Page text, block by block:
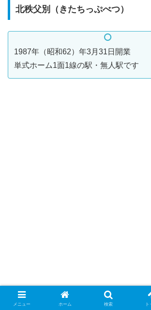
北秩父別（きたちっぷべつ）
1987年（昭和62）年3月31日開業
単式ホーム1面1線の駅・無人駅です
メニュー ホーム 検索